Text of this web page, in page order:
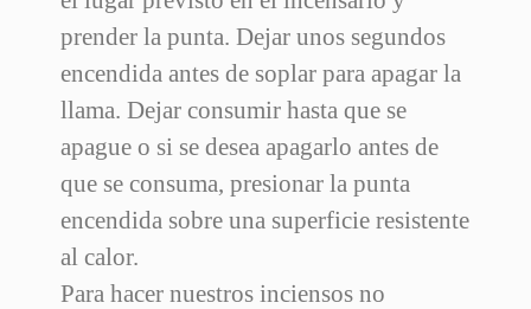
prender la punta. Dejar unos segundos
encendida antes de soplar para apagar la
llama. Dejar consumir hasta que se
apague o si se desea apagarlo antes de
que se consuma, presionar la punta
encendida sobre una superficie resistente
al calor.
Para hacer nuestros inciensos no